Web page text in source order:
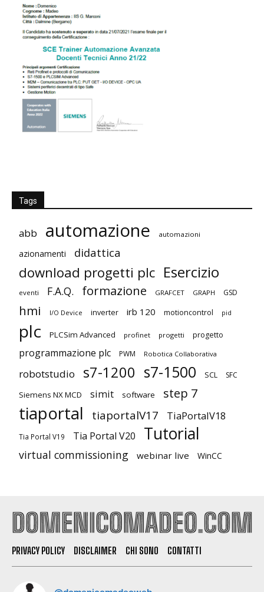
Tags
abb automazione automazioni
azionamenti didattica
download progetti plc Esercizio
eventi F.A.Q. formazione GRAFCET GRAPH GSD
hmi I/O Device inverter irb 120 motioncontrol pid
plc PLCSim Advanced profinet progetti progetto
programmazione plc PWM Robotica Collaborativa
robotstudio s7-1200 s7-1500 SCL SFC
Siemens NX MCD simit software step 7
tiaportal tiaportalV17 TiaPortalV18
Tia Portal V19 Tia Portal V20 Tutorial
virtual commissioning webinar live WinCC
PRIVACY POLICY DISCLAIMER CHI SONO CONTATTI